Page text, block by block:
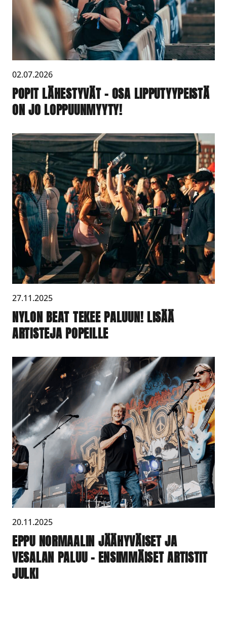
02.07.2026
POPIT LÄHESTYVÄT – OSA LIPPUTYYPEISTÄ
ON JO LOPPUUNMYYTY!
27.11.2025
NYLON BEAT TEKEE PALUUN! LISÄÄ
ARTISTEJA POPEILLE
20.11.2025
EPPU NORMAALIN JÄÄHYVÄISET JA
VESALAN PALUU – ENSIMMÄISET ARTISTIT
JULKI